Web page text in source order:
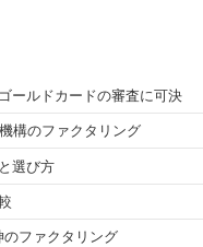
ールドカードの審査に可決
構のファクタリング
選び方
ファクタリング